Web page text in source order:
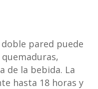
pared puede
de la bebida. La
hasta 18 horas y